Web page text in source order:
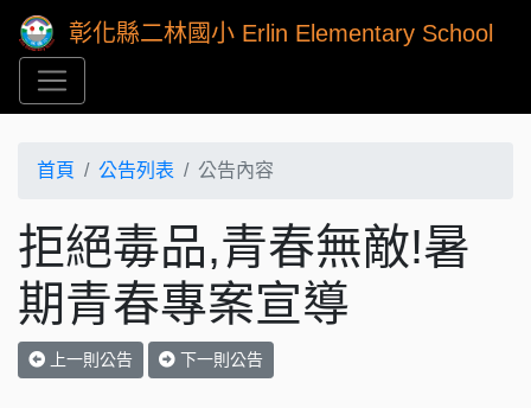
彰化縣二林國小 Erlin Elementary School
首頁 公告列表 公告內容
拒絕毒品,青春無敵!暑
期青春專案宣導
上一則公告 下一則公告